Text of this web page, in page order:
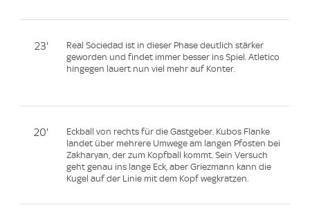
23'
Real Sociedad ist in dieser Phase deutlich stärker
geworden und findet immer besser ins Spiel. Atletico
hingegen lauert nun viel mehr auf Konter.
20'
Eckball von rechts für die Gastgeber. Kubos Flanke
landet über mehrere Umwege am langen Pfosten bei
Zakharyan, der zum Kopfball kommt. Sein Versuch
geht genau ins lange Eck, aber Griezmann kann die
Kugel auf der Linie mit dem Kopf wegkratzen.